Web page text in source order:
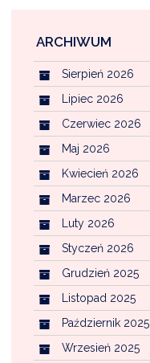
ARCHIWUM
Sierpień 2026
Lipiec 2026
Czerwiec 2026
Maj 2026
Kwiecień 2026
Marzec 2026
Luty 2026
Styczeń 2026
Grudzień 2025
Listopad 2025
Październik 2025
Wrzesień 2025